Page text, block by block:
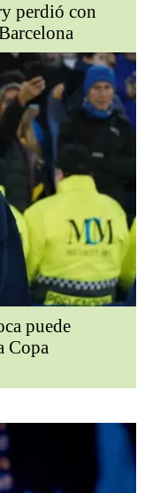
perdió con
puede
Copa